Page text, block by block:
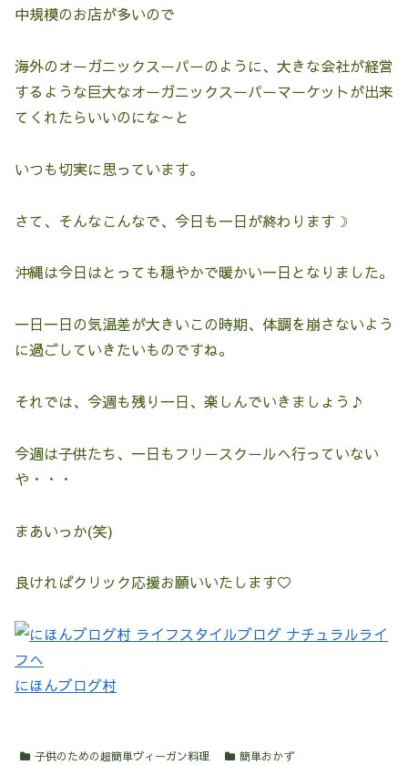
中規模のお店が多いので
海外のオーガニックスーパーのように、大きな会社が経営
するような巨大なオーガニックスーパーマーケットが出来
てくれたらいいのにな～と
いつも切実に思っています。
さて、そんなこんなで、今日も一日が終わります☽
沖縄は今日はとっても穏やかで暖かい一日となりました。
一日一日の気温差が大きいこの時期、体調を崩さないよう
に過ごしていきたいものですね。
それでは、今週も残り一日、楽しんでいきましょう♪
今週は子供たち、一日もフリースクールへ行っていない
や・・・
まあいっか(笑)
良ければクリック応援お願いいたします♡
にほんブログ村
子供のための超簡単ヴィーガン料理 簡単おかず